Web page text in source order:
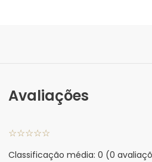
Avaliações
☆☆☆☆☆
Classificação média: 0 (0